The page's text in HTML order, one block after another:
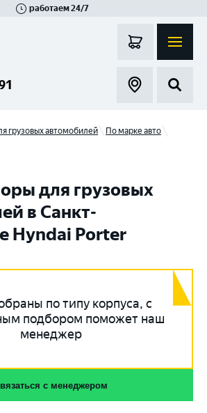
работаем 24/7
грузовых автомобилей
По марке авто
для грузовых
в Санкт-
Hyndai Porter
по типу корпуса, с
подбором поможет наш
менеджер
с менеджером